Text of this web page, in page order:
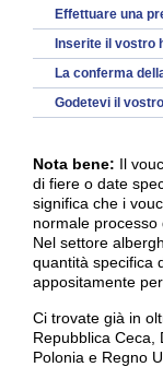
Effettuare una
Inserite il vostro
La conferma
Godetevi il
Nota bene: Il
di fiere o date
significa che i
normale processo
Nel settore
quantità specifica
appositamente
Ci trovate già in
Repubblica Ceca,
Polonia e Regno